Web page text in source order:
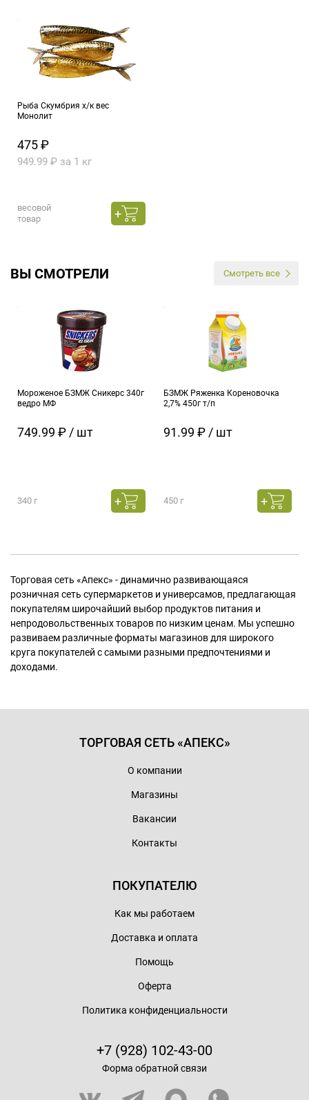
Рыба Скумбрия х/к вес
Монолит
475 ₽
949.99 ₽ за 1 кг
весовой
товар
ВЫ СМОТРЕЛИ Смотреть все
Мороженое БЗМЖ Сникерс 340г
ведро МФ
749.99 ₽ / шт
340 г
БЗМЖ Ряженка Кореновочка
2,7% 450г т/п
91.99 ₽ / шт
450 г
Торговая сеть «Апекс» - динамично развивающаяся
розничная сеть супермаркетов и универсамов, предлагающая
покупателям широчайший выбор продуктов питания и
непродовольственных товаров по низким ценам. Мы успешно
развиваем различные форматы магазинов для широкого
круга покупателей с самыми разными предпочтениями и
доходами.
ТОРГОВАЯ СЕТЬ «АПЕКС»
О компании
Магазины
Вакансии
Контакты
ПОКУПАТЕЛЮ
Как мы работаем
Доставка и оплата
Помощь
Оферта
Политика конфиденциальности
+7 (928) 102-43-00
Форма обратной связи